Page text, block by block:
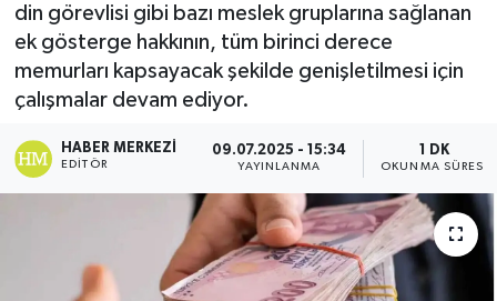
din görevlisi gibi bazı meslek gruplarına sağlanan
ek gösterge hakkının, tüm birinci derece
memurları kapsayacak şekilde genişletilmesi için
çalışmalar devam ediyor.
HABER MERKEZI
EDITÖR
09.07.2025 - 15:34
YAYINLANMA
1 DK
OKUNMA SÜRESI